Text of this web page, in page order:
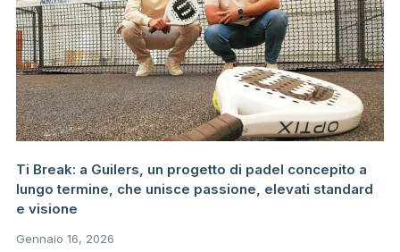
Ti Break: a Guilers, un progetto di padel concepito a
lungo termine, che unisce passione, elevati standard
e visione
Gennaio 16, 2026